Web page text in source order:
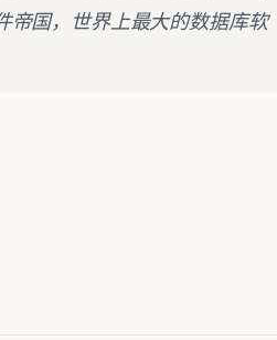
帝国，世界上最大的数据库软